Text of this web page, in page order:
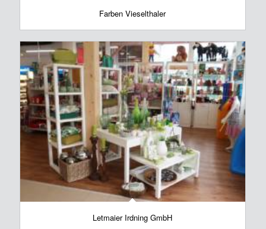
Farben Vieselthaler
Letmaier Irdning GmbH